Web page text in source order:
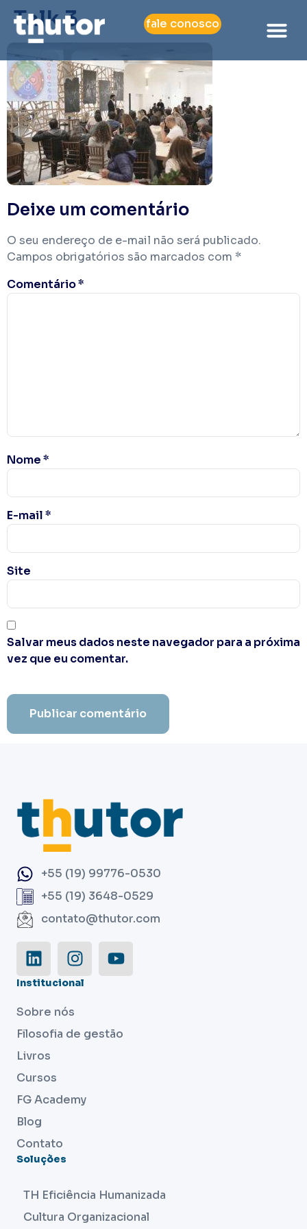
fale conosco
Talk 3
Deixe um comentário
O seu endereço de e-mail não será publicado.
Campos obrigatórios são marcados com *
Comentário*
Nome*
E-mail*
Site
Salvar meus dados neste navegador para a próxima
vez que eu comentar.
+55 (19) 99776-0530
+55 (19) 3648-0529
contato@thutor.com
Institucional
Sobre nós
Filosofia de gestão
Livros
Cursos
FG Academy
Blog
Contato
Soluções
TH Eficiência Humanizada
Cultura Organizacional